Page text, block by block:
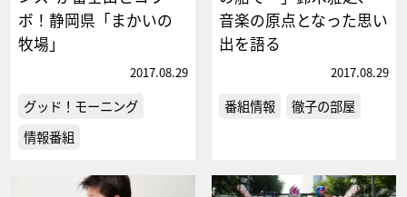
ボ！静岡県「まかいの
牧場」
2017.08.29
グッド！モーニング
情報番組
音楽の原点となった思い
出を語る
2017.08.29
番組情報 徹子の部屋